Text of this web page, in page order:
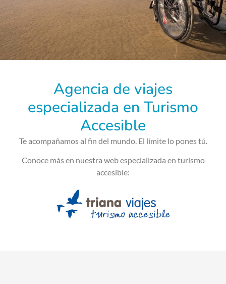
Agencia de viajes
especializada en Turismo
Accesible
Te acompañamos al fin del mundo. El límite lo pones tú.
Conoce más en nuestra web especializada en turismo
accesible: